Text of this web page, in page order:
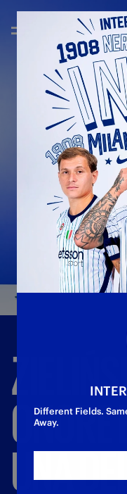
ONORE
UNA
Different Fields.
Away.